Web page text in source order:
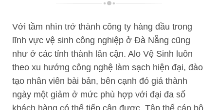
Với tầm nhìn trở thành công ty hàng đầu trong
lĩnh vực vệ sinh công nghiệp ở Đà Nẵng cũng
như ở các tỉnh thành lân cận. Alo Vệ Sinh luôn
theo xu hướng công nghệ làm sạch hiện đại, đào
tạo nhân viên bài bản, bên cạnh đó giá thành
ngày một giảm ở mức phù hợp với đại đa số